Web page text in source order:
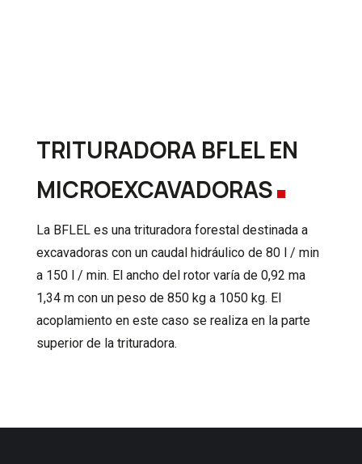
TRITURADORA BFLEL EN
MICROEXCAVADORAS.
La BFLEL es una trituradora forestal destinada a
excavadoras con un caudal hidráulico de 80 l / min
a 150 l / min. El ancho del rotor varía de 0,92 ma
1,34 m con un peso de 850 kg a 1050 kg. El
acoplamiento en este caso se realiza en la parte
superior de la trituradora.